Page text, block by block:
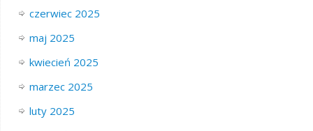
czerwiec 2025
maj 2025
kwiecień 2025
marzec 2025
luty 2025